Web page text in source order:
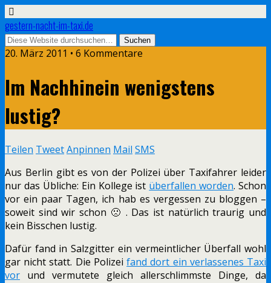
gestern-nacht-im-taxi.de
20. März 2011 • 6 Kommentare
Im Nachhinein wenigstens
lustig?
Teilen TweetAnpinnen Mail SMS
Aus Berlin gibt es von der Polizei über Taxifahrer leider
nur das Übliche: Ein Kollege ist überfallen worden. Schon
vor ein paar Tagen, ich hab es vergessen zu bloggen –
soweit sind wir schon 🙁 . Das ist natürlich traurig und
kein Bisschen lustig.
Dafür fand in Salzgitter ein vermeintlicher Überfall wohl
gar nicht statt. Die Polizeifand dort ein verlassenes Taxi
vor und vermutete gleich allerschlimmste Dinge, da